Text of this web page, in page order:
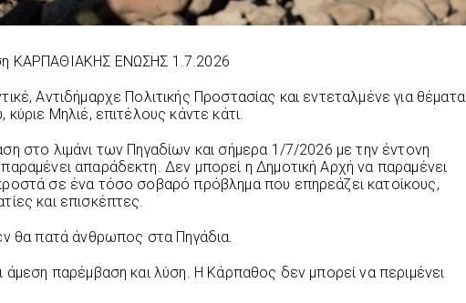
ΚΑΡΠΑΘΙΑΚΗΣ ΕΝΩΣΗΣ 1.7.2026
Αντιδήμαρχε Πολιτικής Προστασίας και εντεταλμένε για θέματα
κύριε Μηλιέ, επιτέλους κάντε κάτι.
στο λιμάνι των Πηγαδίων και σήμερα 1/7/2026 με την έντονη
απαράδεκτη. Δεν μπορεί η Δημοτική Αρχή να παραμένει
σε ένα τόσο σοβαρό πρόβλημα που επηρεάζει κατοίκους,
και επισκέπτες.
θα πατά άνθρωπος στα Πηγάδια.
άμεση παρέμβαση και λύση. Η Κάρπαθος δεν μπορεί να περιμένει